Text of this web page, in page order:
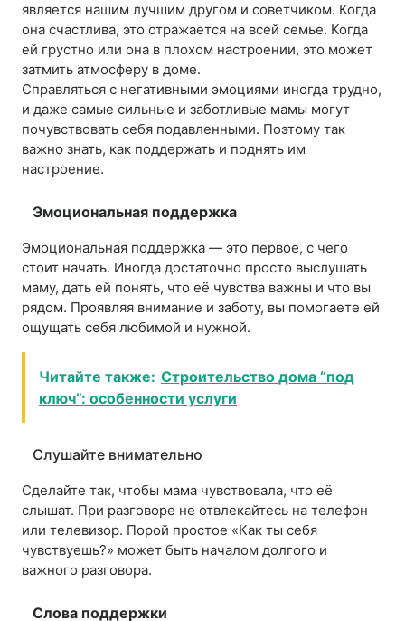
является нашим лучшим другом и советчиком. Когда
она счастлива, это отражается на всей семье. Когда
ей грустно или она в плохом настроении, это может
затмить атмосферу в доме.
Справляться с негативными эмоциями иногда трудно,
и даже самые сильные и заботливые мамы могут
почувствовать себя подавленными. Поэтому так
важно знать, как поддержать и поднять им
настроение.
Эмоциональная поддержка
Эмоциональная поддержка — это первое, с чего
стоит начать. Иногда достаточно просто выслушать
маму, дать ей понять, что её чувства важны и что вы
рядом. Проявляя внимание и заботу, вы помогаете ей
ощущать себя любимой и нужной.
Читайте также: Строительство дома “под
ключ”: особенности услуги
Слушайте внимательно
Сделайте так, чтобы мама чувствовала, что её
слышат. При разговоре не отвлекайтесь на телефон
или телевизор. Порой простое «Как ты себя
чувствуешь?» может быть началом долгого и
важного разговора.
Слова поддержки